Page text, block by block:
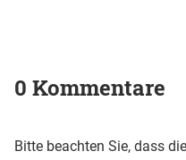
0 Kommentare
Bitte beachten Sie, dass